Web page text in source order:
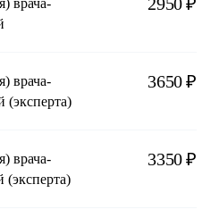
врача-
(эксперта)
3650 ₽
врача-
(эксперта)
3350 ₽